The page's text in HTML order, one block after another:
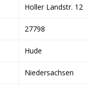
Holler Landstr. 12
27798
Hude
Niedersachsen